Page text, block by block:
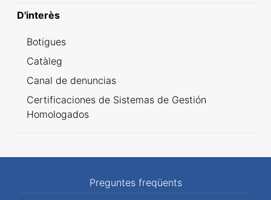
D'interès
Botigues
Catàleg
Canal de denuncias
Certificaciones de Sistemas de Gestión
Homologados
Preguntes freqüents